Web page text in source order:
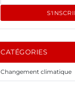
CATÉGORIES
Changement climatique